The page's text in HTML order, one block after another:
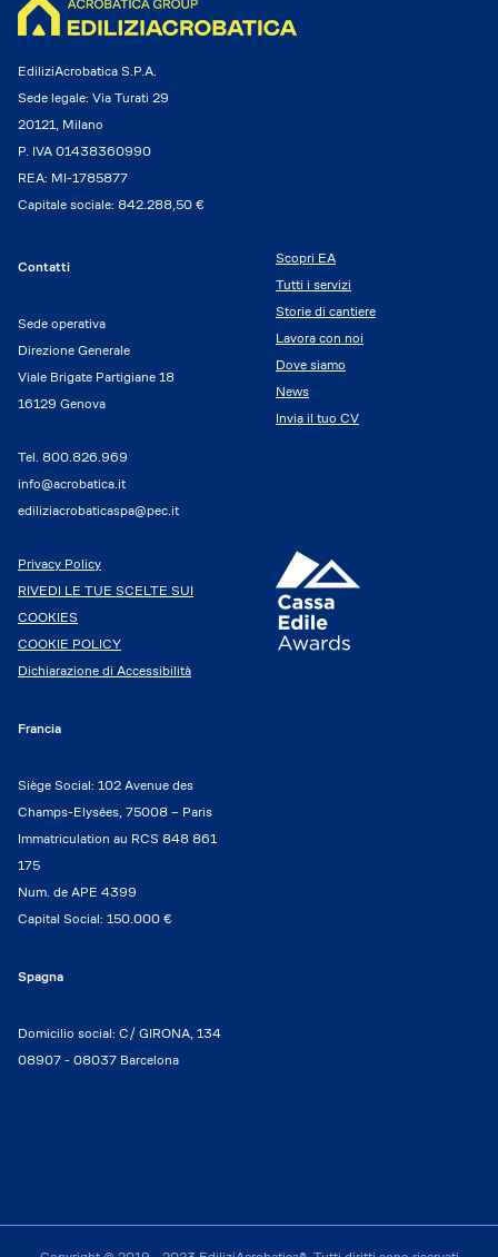
EdiliziAcrobatica S.P.A.
Sede legale: Via Turati 29
20121, Milano
P. IVA 01438360990
REA: MI-1785877
Capitale sociale: 842.288,50 €
Contatti
Sede operativa
Direzione Generale
Viale Brigate Partigiane 18
16129 Genova
Tel. 800.826.969
info@acrobatica.it
ediliziacrobaticaspa@pec.it
Scopri EA
Tutti i servizi
Storie di cantiere
Lavora con noi
Dove siamo
News
Invia il tuo CV
Privacy Policy
RIVEDI LE TUE SCELTE SUI
COOKIES
COOKIE POLICY
Dichiarazione di Accessibilità
Francia
Siège Social: 102 Avenue des
Champs-Elysées, 75008 – Paris
Immatriculation au RCS 848 861
175
Num. de APE 4399
Capital Social: 150.000 €
Spagna
Domicilio social: C/ GIRONA, 134
08907 - 08037 Barcelona